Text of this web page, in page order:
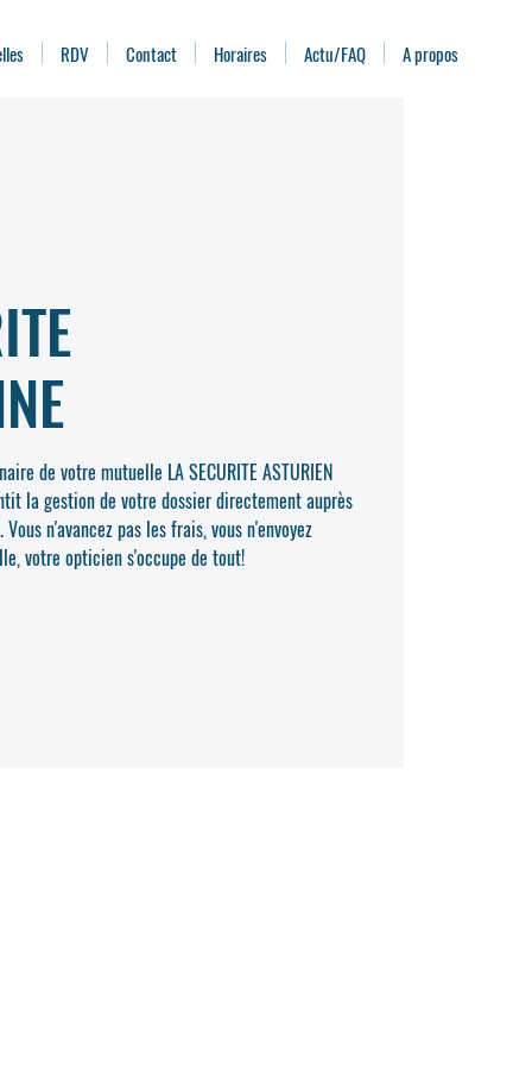
RDV Contact Horaires Actu/FAQ A propos
de votre mutuelle LA SECURITE ASTURIEN
la gestion de votre dossier directement auprès
n'avancez pas les frais, vous n'envoyez
votre opticien s'occupe de tout!